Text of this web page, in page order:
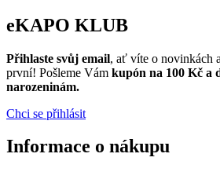
eKAPO KLUB
Přihlaste svůj email, ať víte o novinkách
první! Pošleme Vám kupón na 100 Kč a
narozeninám.
Chci se přihlásit
Informace o nákupu